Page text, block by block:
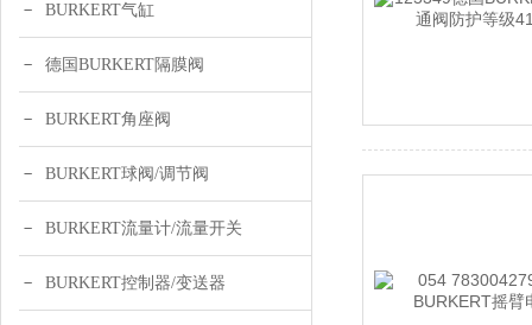
BURKERT气缸
德国BURKERT隔膜阀
BURKERT角座阀
BURKERT球阀/调节阀
BURKERT流量计/流量开关
BURKERT控制器/变送器